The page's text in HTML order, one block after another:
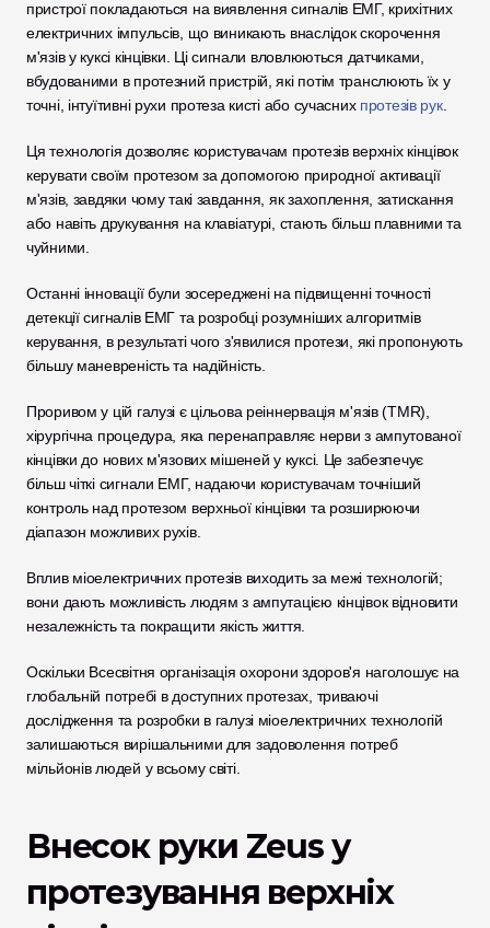
пристрої покладаються на виявлення сигналів ЕМГ, крихітних
електричних імпульсів, що виникають внаслідок скорочення
м'язів у куксі кінцівки. Ці сигнали вловлюються датчиками,
вбудованими в протезний пристрій, які потім транслюють їх у
точні, інтуїтивні рухи протеза кисті або сучасних протезів рук.
Ця технологія дозволяє користувачам протезів верхніх кінцівок
керувати своїм протезом за допомогою природної активації
м'язів, завдяки чому такі завдання, як захоплення, затискання
або навіть друкування на клавіатурі, стають більш плавними та
чуйними.
Останні інновації були зосереджені на підвищенні точності
детекції сигналів ЕМГ та розробці розумніших алгоритмів
керування, в результаті чого з'явилися протези, які пропонують
більшу маневреність та надійність.
Проривом у цій галузі є цільова реіннервація м'язів (TMR),
хірургічна процедура, яка перенаправляє нерви з ампутованої
кінцівки до нових м'язових мішеней у куксі. Це забезпечує
більш чіткі сигнали ЕМГ, надаючи користувачам точніший
контроль над протезом верхньої кінцівки та розширюючи
діапазон можливих рухів.
Вплив міоелектричних протезів виходить за межі технологій;
вони дають можливість людям з ампутацією кінцівок відновити
незалежність та покращити якість життя.
Оскільки Всесвітня організація охорони здоров'я наголошує на
глобальній потребі в доступних протезах, триваючі
дослідження та розробки в галузі міоелектричних технологій
залишаються вирішальними для задоволення потреб
мільйонів людей у всьому світі.
Внесок руки Zeus у
протезування верхніх